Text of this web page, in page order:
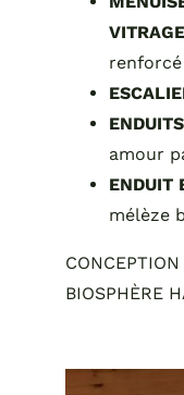
VITRAGE
renforcé
amour
ENDUIT
mélèze
BIOSPHÈRE